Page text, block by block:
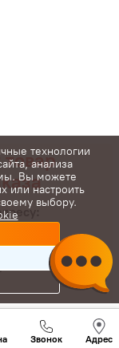
Звонок Адрес
нам
+(373)
технологии
анализа
Вы можете
или настроить
выбору.